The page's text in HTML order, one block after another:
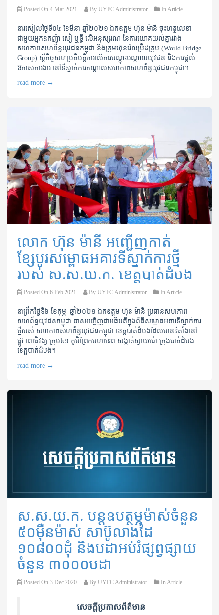
Posted On 4 Mar 2021 By UYFC Administrator In Article
នារសៀលថ្ងៃទី​០៤​ ខែមីនា​ ឆ្នាំ២០២១​ ឯកឧត្តម ​ហ៊ុន​ ម៉ានី ចុះហត្ថលេខា​
ជាមួយអ្នកឧកញ៉ា សៀ​ ឬទ្ធី​ លើអនុស្សរណៈនៃការយោគយល់គ្នារវាង
សហភាពសហព័ន្ធ​យុវជនកម្ពុជា និងក្រុមហ៊ុន​វើលប្រ៊ីដគ្រុប​​ ​(World Bridge
Group) ស្តីកិច្ចសហប្រតិបត្តិការលើការបណ្តុះបណ្តាលយុវជន​ និងការផ្តល់
ឱកាសការងារ​ នៅទីស្នាក់ការកណ្តាលសហភាពសហព័ន្ធយុវជនកម្ពុជា។​
read more →
លោក ហ៊ុន ម៉ានី អញ្ជើញកាត់
ខ្សែបូរសម្ពោធអគារទីស្នាក់ការថ្មី
របស់ ស.ស.យ.ក. ខេត្តបាត់ដំបង
Posted On 6 Feb 2021 By UYFC Administrator InArticle
នាព្រឹកថ្ងៃទី៦ ខែកុម្ភៈ ឆ្នាំ២០២១​ ឯកឧត្តម​ ហ៊ុន ម៉ានី​ ប្រធានសហភាព
សហព័ន្ធយុវជនកម្ពុជា បានអញ្ជើញជាអធិបតីក្នុងពិធី​​សម្ពោធអគារទីស្នាក់ការ
ថ្មីរបស់ សហភាពសហព័ន្ធយុវជនកម្ពុជា ខេត្តបាត់ដំបងដែលមានទីតាំងនៅ
ផ្លូវ ពោធិវង្ស ក្រុម៤១ ភូមិព្រែកមហាទេព សង្កាត់ស្វាយប៉ោ ក្រុងបាត់ដំបង
ខេត្តបាត់ដំបង។
read more →
ស.ស.យ.ក. បន្តឧបត្ថម្ភម៉ាស់ចំនួន
៥០ម៉ឺនម៉ាស់ សាប៊ូលាងដៃ
១០៨០០ដុំ និង​បដា​អប់រំផ្សព្វ​ផ្សាយ​
ចំនួន ៣០០០បដា
Posted On 3 Dec 2020 By UYFC Administrator InArticle
សេចក្តីប្រកាសព័ត៌មាន